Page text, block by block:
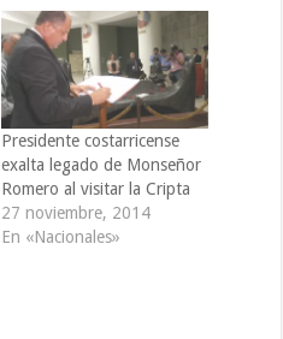
Presidente costarricense
exalta legado de Monseñor
Romero al visitar la Cripta
27 noviembre, 2014
En «Nacionales»